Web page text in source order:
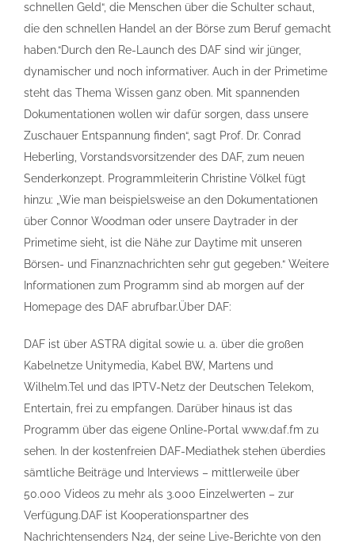
schnellen Geld“, die Menschen über die Schulter schaut,
die den schnellen Handel an der Börse zum Beruf gemacht
haben.“Durch den Re-Launch des DAF sind wir jünger,
dynamischer und noch informativer. Auch in der Primetime
steht das Thema Wissen ganz oben. Mit spannenden
Dokumentationen wollen wir dafür sorgen, dass unsere
Zuschauer Entspannung finden“, sagt Prof. Dr. Conrad
Heberling, Vorstandsvorsitzender des DAF, zum neuen
Senderkonzept. Programmleiterin Christine Völkel fügt
hinzu: „Wie man beispielsweise an den Dokumentationen
über Connor Woodman oder unsere Daytrader in der
Primetime sieht, ist die Nähe zur Daytime mit unseren
Börsen- und Finanznachrichten sehr gut gegeben.“ Weitere
Informationen zum Programm sind ab morgen auf der
Homepage des DAF abrufbar.Über DAF:
DAF ist über ASTRA digital sowie u. a. über die großen
Kabelnetze Unitymedia, Kabel BW, Martens und
Wilhelm.Tel und das IPTV-Netz der Deutschen Telekom,
Entertain, frei zu empfangen. Darüber hinaus ist das
Programm über das eigene Online-Portal www.daf.fm zu
sehen. In der kostenfreien DAF-Mediathek stehen überdies
sämtliche Beiträge und Interviews – mittlerweile über
50.000 Videos zu mehr als 3.000 Einzelwerten – zur
Verfügung.DAF ist Kooperationspartner des
Nachrichtensenders N24, der seine Live-Berichte von den